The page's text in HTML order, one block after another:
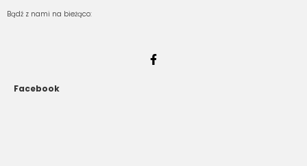
Bądź z nami na bieżąco:
Facebook